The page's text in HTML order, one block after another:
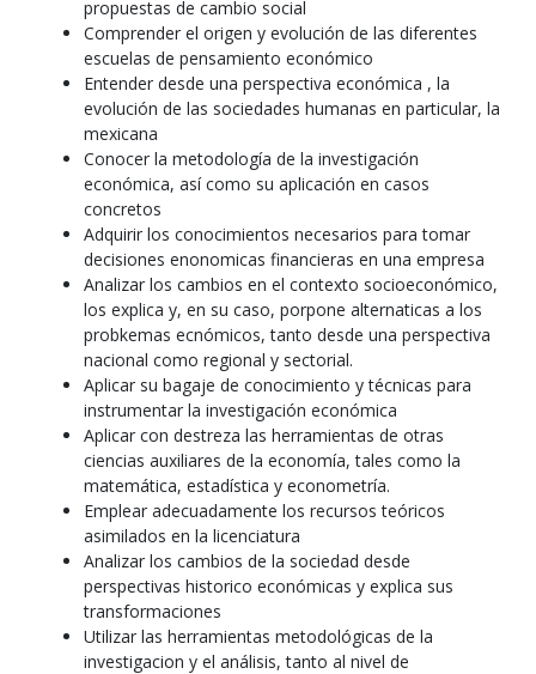
propuestas de cambio social
Comprender el origen y evolución de las diferentes
escuelas de pensamiento económico
Entender desde una perspectiva económica , la
evolución de las sociedades humanas en particular, la
mexicana
Conocer la metodología de la investigación
económica, así como su aplicación en casos
concretos
Adquirir los conocimientos necesarios para tomar
decisiones enonomicas financieras en una empresa
Analizar los cambios en el contexto socioeconómico,
los explica y, en su caso, porpone alternaticas a los
probkemas ecnómicos, tanto desde una perspectiva
nacional como regional y sectorial.
Aplicar su bagaje de conocimiento y técnicas para
instrumentar la investigación económica
Aplicar con destreza las herramientas de otras
ciencias auxiliares de la economía, tales como la
matemática, estadística y econometría.
Emplear adecuadamente los recursos teóricos
asimilados en la licenciatura
Analizar los cambios de la sociedad desde
perspectivas historico económicas y explica sus
transformaciones
Utilizar las herramientas metodológicas de la
investigacion y el análisis, tanto al nivel de